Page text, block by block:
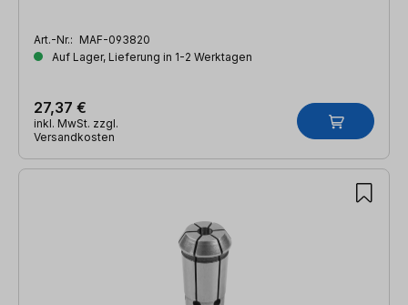
Art.-Nr.: MAF-093820
Auf Lager, Lieferung in 1-2 Werktagen
27,37 €
inkl. MwSt. zzgl.
Versandkosten